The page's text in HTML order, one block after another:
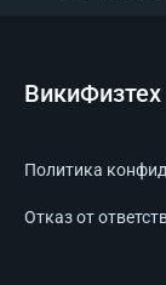
ВикиФизтех
Политика
Отказ от